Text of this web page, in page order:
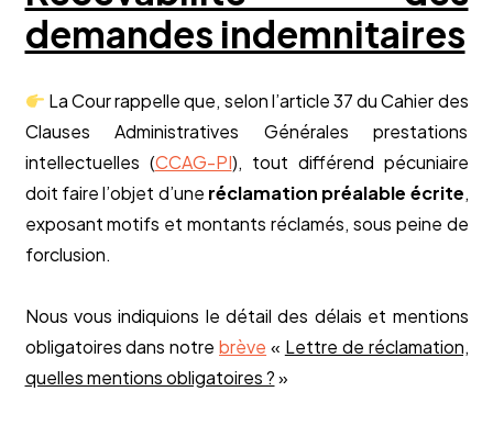
demandes indemnitaires
La Cour rappelle que, selon l’article 37 du Cahier des
Clauses Administratives Générales prestations
intellectuelles (CCAG-PI), tout différend pécuniaire
doit faire l’objet d’une réclamation préalable écrite,
exposant motifs et montants réclamés, sous peine de
forclusion.
Nous vous indiquions le détail des délais et mentions
obligatoires dans notrebrève « Lettre de réclamation,
quelles mentions obligatoires ?»